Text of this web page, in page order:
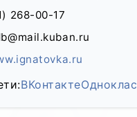
268-00-17
ВКонтакте